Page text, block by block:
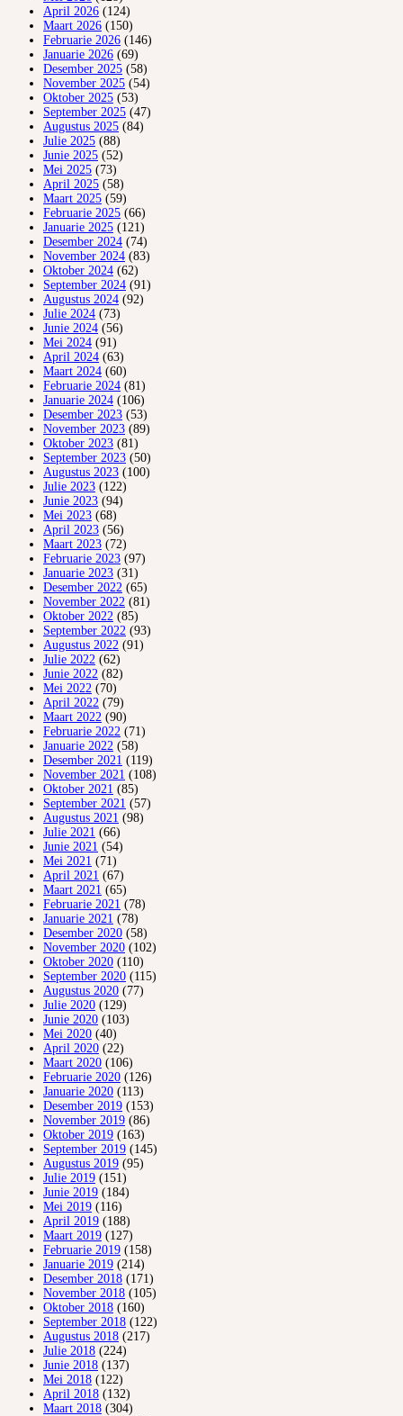
April 2026 (124)
Maart 2026 (150)
Februarie 2026 (146)
Januarie 2026 (69)
Desember 2025 (58)
November 2025 (54)
Oktober 2025 (53)
September 2025 (47)
Augustus 2025 (84)
Julie 2025 (88)
Junie 2025 (52)
Mei 2025 (73)
April 2025 (58)
Maart 2025 (59)
Februarie 2025 (66)
Januarie 2025 (121)
Desember 2024 (74)
November 2024 (83)
Oktober 2024 (62)
September 2024 (91)
Augustus 2024 (92)
Julie 2024 (73)
Junie 2024 (56)
Mei 2024 (91)
April 2024 (63)
Maart 2024 (60)
Februarie 2024 (81)
Januarie 2024 (106)
Desember 2023 (53)
November 2023 (89)
Oktober 2023 (81)
September 2023 (50)
Augustus 2023 (100)
Julie 2023 (122)
Junie 2023 (94)
Mei 2023 (68)
April 2023 (56)
Maart 2023 (72)
Februarie 2023 (97)
Januarie 2023 (31)
Desember 2022 (65)
November 2022 (81)
Oktober 2022 (85)
September 2022 (93)
Augustus 2022 (91)
Julie 2022 (62)
Junie 2022 (82)
Mei 2022 (70)
April 2022 (79)
Maart 2022 (90)
Februarie 2022 (71)
Januarie 2022 (58)
Desember 2021 (119)
November 2021 (108)
Oktober 2021 (85)
September 2021 (57)
Augustus 2021 (98)
Julie 2021 (66)
Junie 2021 (54)
Mei 2021 (71)
April 2021 (67)
Maart 2021 (65)
Februarie 2021 (78)
Januarie 2021 (78)
Desember 2020 (58)
November 2020 (102)
Oktober 2020 (110)
September 2020 (115)
Augustus 2020 (77)
Julie 2020 (129)
Junie 2020 (103)
Mei 2020 (40)
April 2020 (22)
Maart 2020 (106)
Februarie 2020 (126)
Januarie 2020 (113)
Desember 2019 (153)
November 2019 (86)
Oktober 2019 (163)
September 2019 (145)
Augustus 2019 (95)
Julie 2019 (151)
Junie 2019 (184)
Mei 2019 (116)
April 2019 (188)
Maart 2019 (127)
Februarie 2019 (158)
Januarie 2019 (214)
Desember 2018 (171)
November 2018 (105)
Oktober 2018 (160)
September 2018 (122)
Augustus 2018 (217)
Julie 2018 (224)
Junie 2018 (137)
Mei 2018 (122)
April 2018 (132)
Maart 2018 (304)